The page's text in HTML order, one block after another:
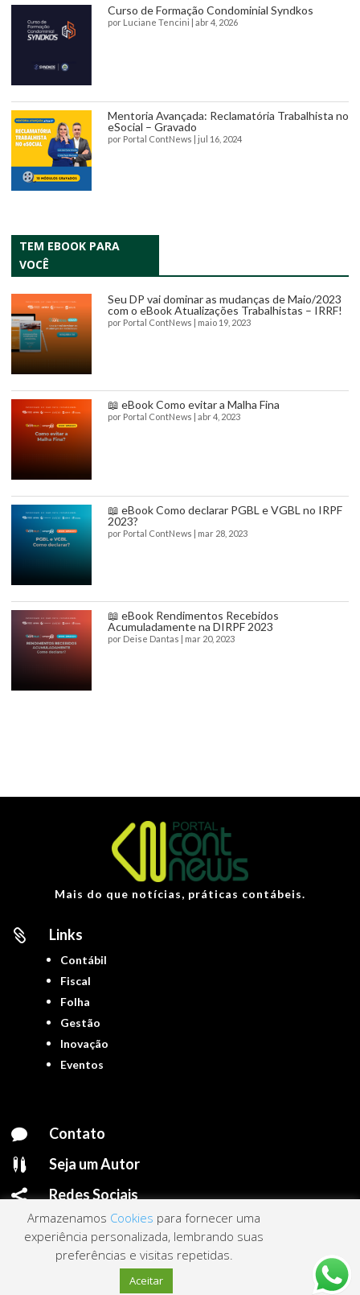
Curso de Formação Condominial Syndkos
por Luciane Tencini | abr 4, 2026
Mentoria Avançada: Reclamatória Trabalhista no
eSocial – Gravado
por Portal ContNews | jul 16, 2024
TEM EBOOK PARA
VOCÊ
Seu DP vai dominar as mudanças de Maio/2023
com o eBook Atualizações Trabalhistas – IRRF!
por Portal ContNews | maio 19, 2023
📖 eBook Como evitar a Malha Fina
por Portal ContNews | abr 4, 2023
📖 eBook Como declarar PGBL e VGBL no IRPF
2023?
por Portal ContNews | mar 28, 2023
📖 eBook Rendimentos Recebidos
Acumuladamente na DIRPF 2023
por Deise Dantas | mar 20, 2023
Mais do que notícias, práticas contábeis.
 Links
Contábil
Fiscal
Folha
Gestão
Inovação
Eventos
 Contato
 Seja um Autor
 Redes Sociais
Portal ContNews © 2022 – Todos os direitos reservados | Mantido porLink
Armazenamos Cookies para fornecer uma
experiência personalizada, lembrando suas
preferências e visitas repetidas.
Aceitar